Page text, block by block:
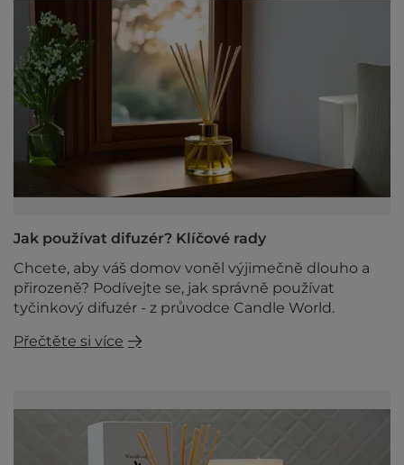
Jak používat difuzér? Klíčové rady
Chcete, aby váš domov voněl výjimečně dlouho a
přirozeně? Podívejte se, jak správně používat
tyčinkový difuzér - z průvodce Candle World.
Přečtěte si více